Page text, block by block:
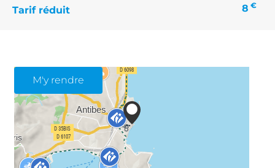
Tarif réduit 8 €
M'y rendre